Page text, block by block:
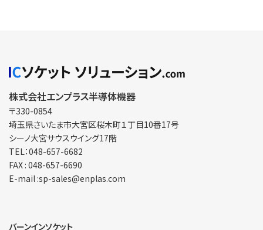
株式会社エンプラス半導体機器
〒330-0854
埼玉県さいたま市大宮区桜木町１丁目10番17号
シーノ大宮サウスウイング17階
TEL：048-657-6682
FAX : 048-657-6690
E-mail :sp-sales@enplas.com
バーンインソケット